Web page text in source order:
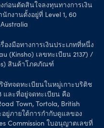
ก่อนตัดสินใจลงทุนทางการเงิน
กงานตั้งอยู่ที่ Level 1, 60
องมือทางการเงินประเภทที่หนึ่ง
(Kinsho) เลขทะเบียน 2137) /
สินค้าโภคภัณฑ์
ษัทจดทะเบียนในหมู่เกาะบริติช
และที่อยู่จดทะเบียน คือ
Town, Tortola, British
ยู่ภายใต้การกำกับดูแลของ
Commission ใบอนุญาตเลขที่